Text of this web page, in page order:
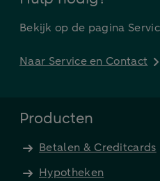
Bekijk op de pagina
Naar Service en Contact
Producten
Betalen & Creditcards
Hypotheken